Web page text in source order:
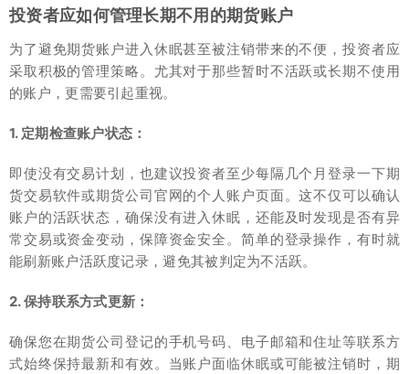
投资者应如何管理长期不用的期货账户
为了避免期货账户进入休眠甚至被注销带来的不便，投资者应
采取积极的管理策略。尤其对于那些暂时不活跃或长期不使用
的账户，更需要引起重视。
1. 定期检查账户状态：
即使没有交易计划，也建议投资者至少每隔几个月登录一下期
货交易软件或期货公司官网的个人账户页面。这不仅可以确认
账户的活跃状态，确保没有进入休眠，还能及时发现是否有异
常交易或资金变动，保障资金安全。简单的登录操作，有时就
能刷新账户活跃度记录，避免其被判定为不活跃。
2. 保持联系方式更新：
确保您在期货公司登记的手机号码、电子邮箱和住址等联系方
式始终保持最新和有效。当账户面临休眠或可能被注销时，期